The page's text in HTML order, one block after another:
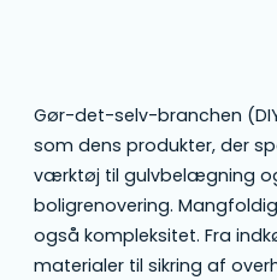
Gør-det-selv-branchen
som dens produkter, der
værktøj til gulvbelægning
boligrenovering.
også kompleksitet. Fra
materialer til sikring af